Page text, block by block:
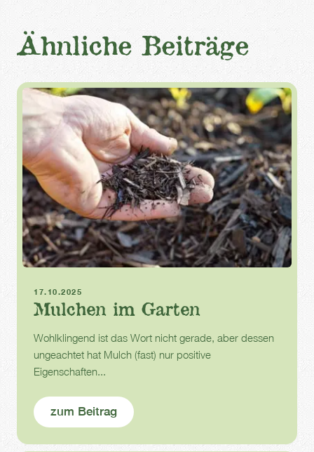
Ähnliche Beiträge
17.10.2025
Mulchen im Garten
Wohlklingend ist das Wort nicht gerade, aber dessen
ungeachtet hat Mulch (fast) nur positive
Eigenschaften...
zum Beitrag